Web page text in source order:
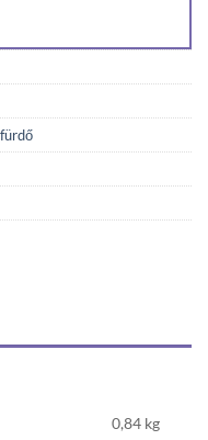
0,84 kg